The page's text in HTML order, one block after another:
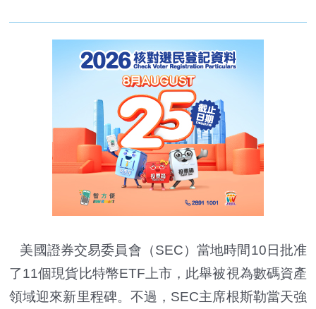
美國證券交易委員會（SEC）當地時間10日批准
了11個現貨比特幣ETF上市，此舉被視為數碼資產
領域迎來新里程碑。不過，SEC主席根斯勒當天強